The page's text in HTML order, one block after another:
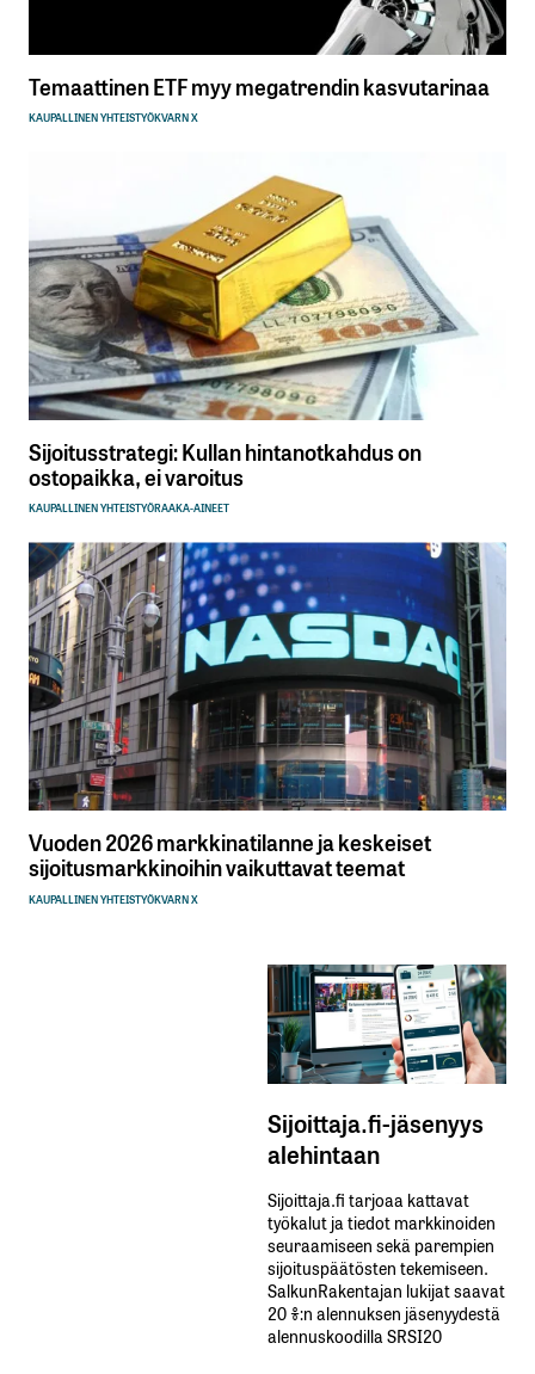
Temaattinen ETF myy megatrendin kasvutarinaa
KAUPALLINEN YHTEISTYÖKVARN X
Sijoitusstrategi: Kullan hintanotkahdus on
ostopaikka, ei varoitus
KAUPALLINEN YHTEISTYÖRAAKA-AINEET
Vuoden 2026 markkinatilanne ja keskeiset
sijoitusmarkkinoihin vaikuttavat teemat
KAUPALLINEN YHTEISTYÖKVARN X
Sijoittaja.fi-jäsenyys
alehintaan
Sijoittaja.fi tarjoaa kattavat
työkalut ja tiedot markkinoiden
seuraamiseen sekä parempien
sijoituspäätösten tekemiseen.
SalkunRakentajan lukijat saavat
20 %:n alennuksen jäsenyydestä
alennuskoodilla SRSI20